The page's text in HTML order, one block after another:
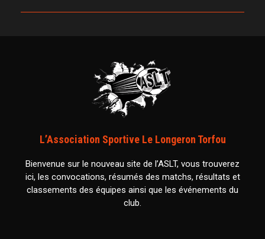
L’Association Sportive Le Longeron Torfou
Bienvenue sur le nouveau site de l’ASLT, vous trouverez
ici, les convocations, résumés des matchs, résultats et
classements des équipes ainsi que les événements du
club.